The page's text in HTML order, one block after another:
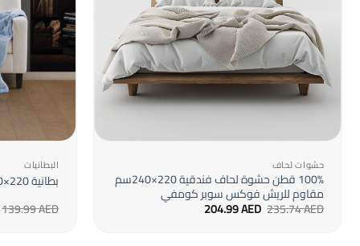
حشوات لحاف
100% قطن حشوة لحاف فندقية 220×240سم
مقاوم للريش فوكس سوبر كومفي
235.74AED السعر
الأصلي204.99AED
البطانيات
بطانية 220×240سم فوكس نسمه
139.99AED